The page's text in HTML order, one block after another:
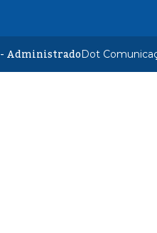
- Administrado Dot